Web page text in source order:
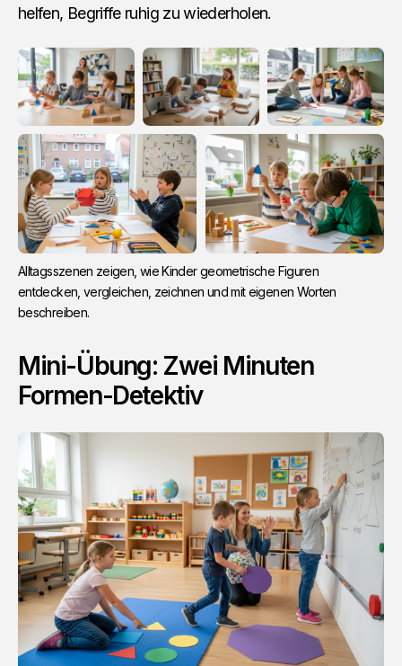
helfen, Begriffe ruhig zu wiederholen.
Alltagsszenen zeigen, wie Kinder geometrische Figuren
entdecken, vergleichen, zeichnen und mit eigenen Worten
beschreiben.
Mini-Übung: Zwei Minuten
Formen-Detektiv